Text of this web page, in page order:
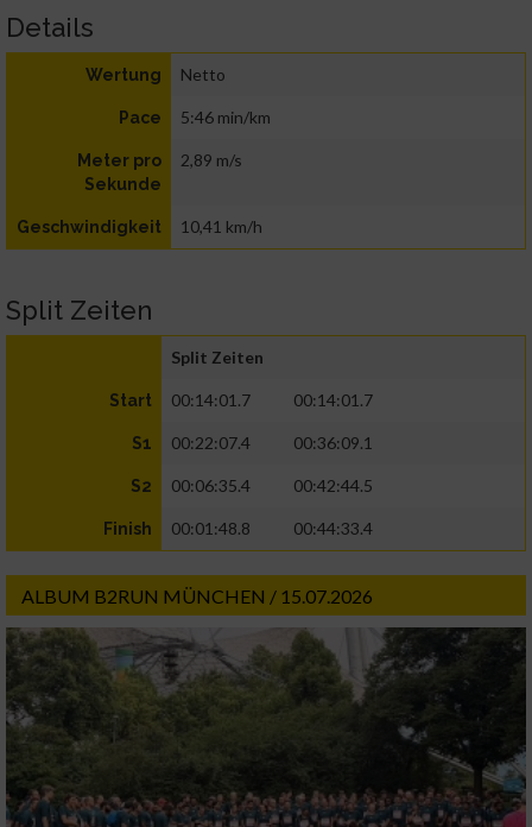
Details
Wertung Netto
Pace 5:46 min/km
Meter pro
Sekunde
2,89 m/s
Geschwindigkeit 10,41 km/h
Split Zeiten
Split Zeiten
Start 00:14:01.7 00:14:01.7
S1 00:22:07.4 00:36:09.1
S2 00:06:35.4 00:42:44.5
Finish 00:01:48.8 00:44:33.4
ALBUM B2RUN MÜNCHEN / 15.07.2026